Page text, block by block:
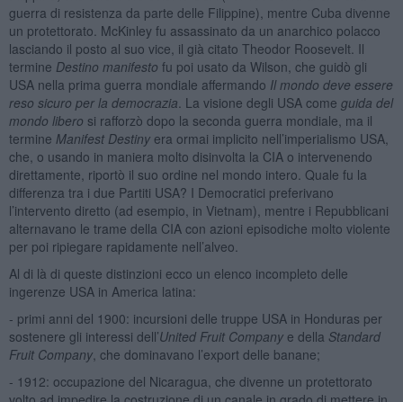
guerra di resistenza da parte delle Filippine), mentre Cuba divenne
un protettorato. McKinley fu assassinato da un anarchico polacco
lasciando il posto al suo vice, il già citato Theodor Roosevelt. Il
termine Destino manifesto fu poi usato da Wilson, che guidò gli
USA nella prima guerra mondiale affermando Il mondo deve essere
reso sicuro per la democrazia . La visione degli USA come guida del
mondo libero si rafforzò dopo la seconda guerra mondiale, ma il
termine Manifest Destinyera ormai implicito nell’imperialismo USA,
che, o usando in maniera molto disinvolta la CIA o intervenendo
direttamente, riportò il suo ordine nel mondo intero. Quale fu la
differenza tra i due Partiti USA? I Democratici preferivano
l’intervento diretto (ad esempio, in Vietnam), mentre i Repubblicani
alternavano le trame della CIA con azioni episodiche molto violente
per poi ripiegare rapidamente nell’alveo.
Al di là di queste distinzioni ecco un elenco incompleto delle
ingerenze USA in America latina:
- primi anni del 1900: incursioni delle truppe USA in Honduras per
sostenere gli interessi dell’United Fruit Company e della Standard
Fruit Company, che dominavano l’export delle banane;
- 1912: occupazione del Nicaragua, che divenne un protettorato